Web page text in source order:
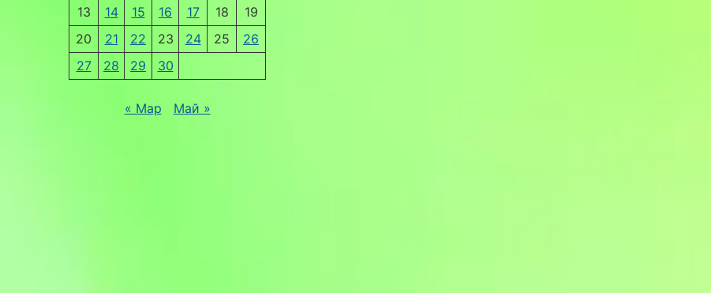
13
14 15 16 17 18
19
20
21 22 23 24 25
26
27
28 29 30
« Мар Май »